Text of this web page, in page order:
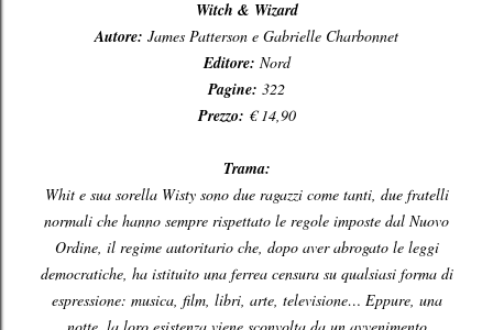
Witch & Wizard
Autore: James Patterson e Gabrielle Charbonnet
Editore: Nord
Pagine: 322
Prezzo: € 14,90
Trama:
Whit e sua sorella Wisty sono due ragazzi come tanti, due fratelli
normali che hanno sempre rispettato le regole imposte dal Nuovo
Ordine, il regime autoritario che, dopo aver abrogato le leggi
democratiche, ha istituito una ferrea censura su qualsiasi forma di
espressione: musica, film, libri, arte, televisione… Eppure, una
notte, la loro esistenza viene sconvolta da un avvenimento